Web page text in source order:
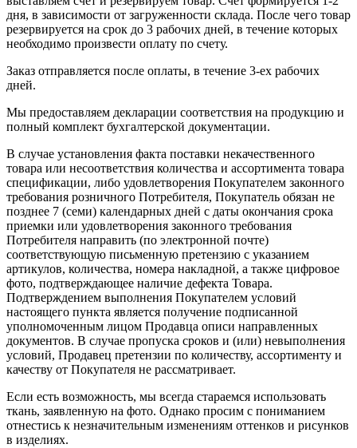
дня, в зависимости от загруженности склада. После чего товар
резервируется на срок до 3 рабочих дней, в течение которых
необходимо произвести оплату по счету.
Заказ отправляется после оплаты, в течение 3-ех рабочих
дней.
Мы предоставляем декларации соответствия на продукцию и
полный комплект бухгалтерской документации.
В случае установления факта поставки некачественного
товара или несоответствия количества и ассортимента товара
спецификации, либо удовлетворения Покупателем законного
требования розничного Потребителя, Покупатель обязан не
позднее 7 (семи) календарных дней с даты окончания срока
приемки или удовлетворения законного требования
Потребителя направить (по электронной почте)
соответствующую письменную претензию с указанием
артикулов, количества, номера накладной, а также цифровое
фото, подтверждающее наличие дефекта Товара.
Подтверждением выполнения Покупателем условий
настоящего пункта является получение подписанной
уполномоченным лицом Продавца описи направленных
документов. В случае пропуска сроков и (или) невыполнения
условий, Продавец претензии по количеству, ассортименту и
качеству от Покупателя не рассматривает.
Если есть возможность, мы всегда стараемся использовать
ткань, заявленную на фото. Однако просим с пониманием
отнестись к незначительным изменениям оттенков и рисунков
в изделиях.